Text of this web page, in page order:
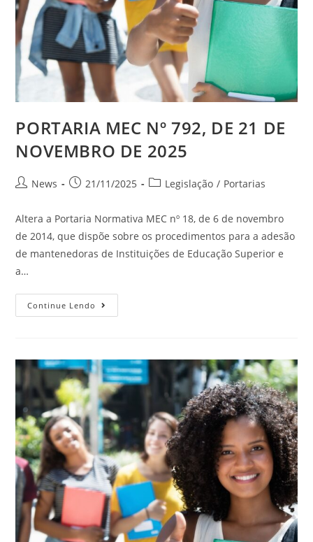
PORTARIA MEC Nº 792, DE 21 DE
NOVEMBRO DE 2025
News 21/11/2025 Legislação / Portarias
Altera a Portaria Normativa MEC nº 18, de 6 de novembro
de 2014, que dispõe sobre os procedimentos para a adesão
de mantenedoras de Instituições de Educação Superior e
a…
Continue Lendo